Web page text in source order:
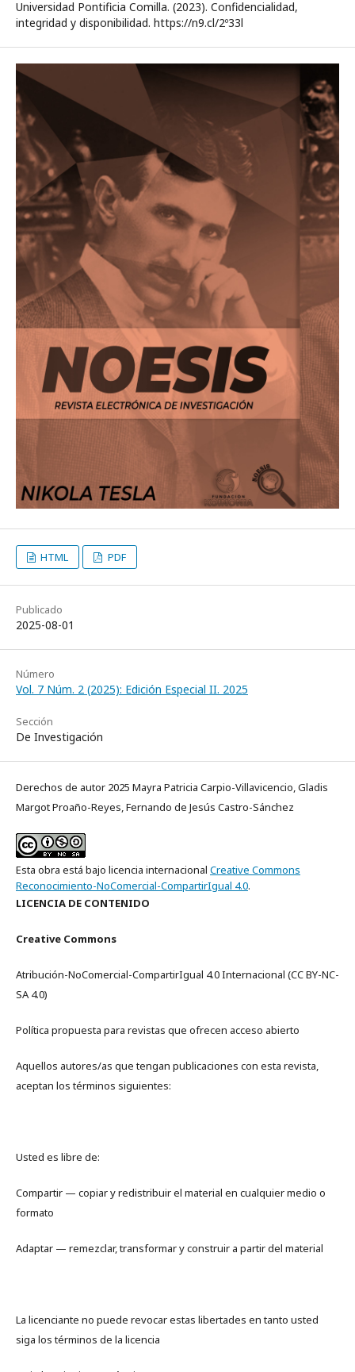
Universidad Pontificia Comilla. (2023). Confidencialidad,
integridad y disponibilidad. https://n9.cl/2º33l
HTML PDF
Publicado
2025-08-01
Número
Vol. 7 Núm. 2 (2025): Edición Especial II. 2025
Sección
De Investigación
Derechos de autor 2025 Mayra Patricia Carpio-Villavicencio, Gladis
Margot Proaño-Reyes, Fernando de Jesús Castro-Sánchez
Esta obra está bajo licencia internacional Creative Commons
Reconocimiento-NoComercial-CompartirIgual 4.0.
LICENCIA DE CONTENIDO
Creative Commons
Atribución-NoComercial-CompartirIgual 4.0 Internacional (CC BY-NC-
SA 4.0)
Política propuesta para revistas que ofrecen acceso abierto
Aquellos autores/as que tengan publicaciones con esta revista,
aceptan los términos siguientes:
Usted es libre de:
Compartir — copiar y redistribuir el material en cualquier medio o
formato
Adaptar — remezclar, transformar y construir a partir del material
La licenciante no puede revocar estas libertades en tanto usted
siga los términos de la licencia